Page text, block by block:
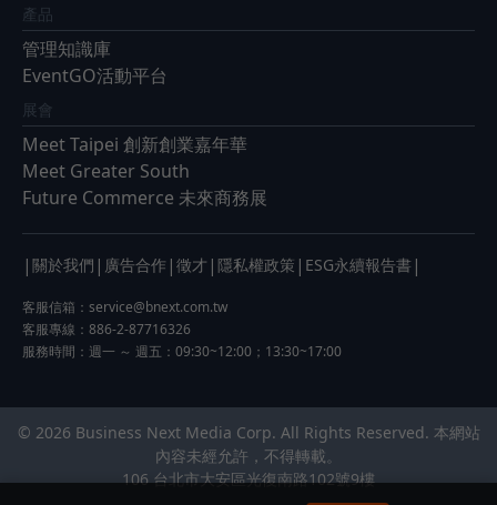
產品
管理知識庫
EventGO活動平台
展會
Meet Taipei 創新創業嘉年華
Meet Greater South
Future Commerce 未來商務展
| 關於我們 | 廣告合作 | 徵才 | 隱私權政策 | ESG永續報告書 |
客服信箱： service@bnext.com.tw
客服專線：886-2-87716326
服務時間：週一 ～ 週五：09:30~12:00；13:30~17:00
© 2026 Business Next Media Corp. All Rights Reserved. 本網站
內容未經允許，不得轉載。
106 台北市大安區光復南路102號9樓